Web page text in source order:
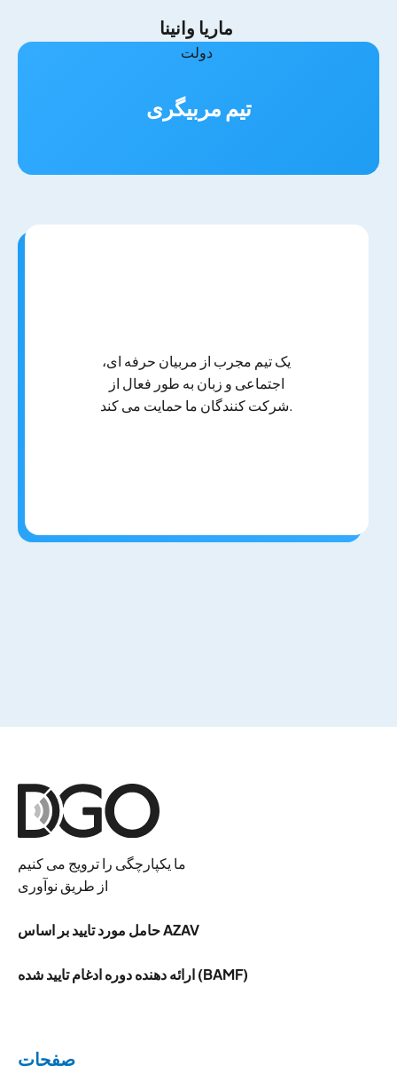
ماریا وانینا
دولت
تیم مربیگری
یک تیم مجرب از مربیان حرفه ای،
اجتماعی و زبان به طور فعال از
شرکت کنندگان ما حمایت می کند.
ما یکپارچگی را ترویج می کنیم
از طریق نوآوری
حامل مورد تایید بر اساس AZAV
ارائه دهنده دوره ادغام تایید شده (BAMF)
صفحات